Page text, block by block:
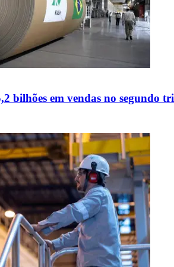
bilhões em vendas no segundo